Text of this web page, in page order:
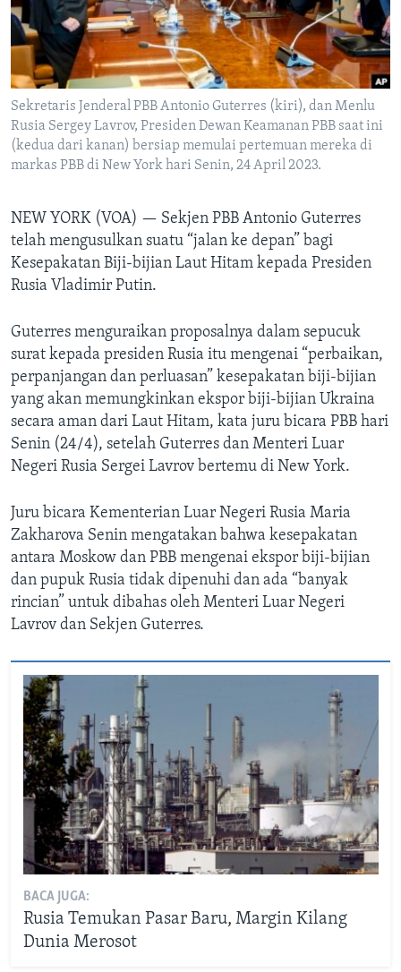
Sekretaris Jenderal PBB Antonio Guterres (kiri), dan Menlu
Rusia Sergey Lavrov, Presiden Dewan Keamanan PBB saat ini
(kedua dari kanan) bersiap memulai pertemuan mereka di
markas PBB di New York hari Senin, 24 April 2023.
NEW YORK (VOA) — Sekjen PBB Antonio Guterres
telah mengusulkan suatu “jalan ke depan” bagi
Kesepakatan Biji-bijian Laut Hitam kepada Presiden
Rusia Vladimir Putin.
Guterres menguraikan proposalnya dalam sepucuk
surat kepada presiden Rusia itu mengenai “perbaikan,
perpanjangan dan perluasan” kesepakatan biji-bijian
yang akan memungkinkan ekspor biji-bijian Ukraina
secara aman dari Laut Hitam, kata juru bicara PBB hari
Senin (24/4), setelah Guterres dan Menteri Luar
Negeri Rusia Sergei Lavrov bertemu di New York.
Juru bicara Kementerian Luar Negeri Rusia Maria
Zakharova Senin mengatakan bahwa kesepakatan
antara Moskow dan PBB mengenai ekspor biji-bijian
dan pupuk Rusia tidak dipenuhi dan ada “banyak
rincian” untuk dibahas oleh Menteri Luar Negeri
Lavrov dan Sekjen Guterres.
BACA JUGA:
Rusia Temukan Pasar Baru, Margin Kilang
Dunia Merosot